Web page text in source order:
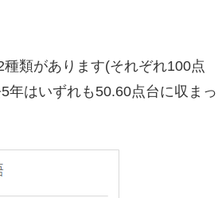
類があります(それぞれ100点
年はいずれも50.60点台に収まっ